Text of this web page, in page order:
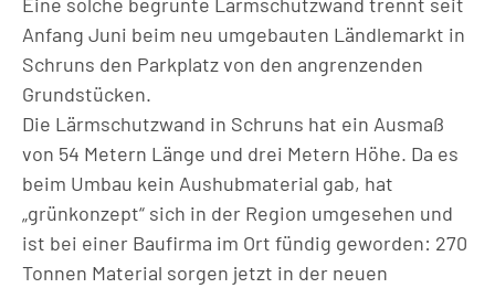
Anfang Juni beim neu umgebauten Ländlemarkt in
Schruns den Parkplatz von den angrenzenden
Grundstücken.
Die Lärmschutzwand in Schruns hat ein Ausmaß
von 54 Metern Länge und drei Metern Höhe. Da es
beim Umbau kein Aushubmaterial gab, hat
„grünkonzept“ sich in der Region umgesehen und
ist bei einer Baufirma im Ort fündig geworden: 270
Tonnen Material sorgen jetzt in der neuen